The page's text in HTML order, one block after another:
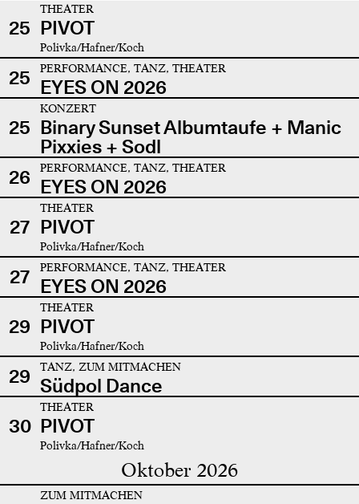
25
THEATER
PIVOT
Polivka/Hafner/Koch
25 PERFORMANCE, TANZ, THEATER
EYES ON 2026
25
KONZERT
Binary Sunset Albumtaufe + Manic
Pixxies + Sodl
26
PERFORMANCE, TANZ, THEATER
EYES ON 2026
27
THEATER
PIVOT
Polivka/Hafner/Koch
27 PERFORMANCE, TANZ, THEATER
EYES ON 2026
29
THEATER
PIVOT
Polivka/Hafner/Koch
29 TANZ, ZUM MITMACHEN
Südpol Dance
30
THEATER
PIVOT
Polivka/Hafner/Koch
Oktober 2026
ZUM MITMACHEN